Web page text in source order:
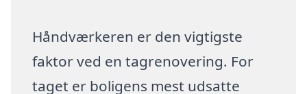
Håndværkeren er den vigtigste
faktor ved en tagrenovering. For
taget er boligens mest udsatte